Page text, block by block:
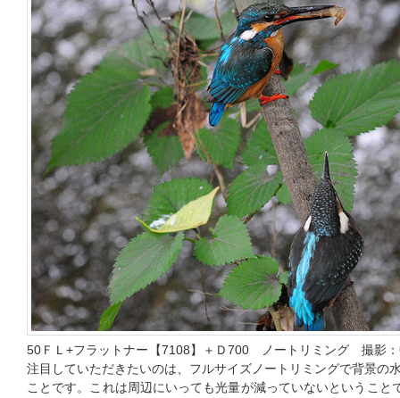
50ＦＬ+フラットナー【7108】＋Ｄ700 ノートリミング 撮影
注目していただきたいのは、フルサイズノートリミングで背景の
ことです。これは周辺にいっても光量が減っていないということ